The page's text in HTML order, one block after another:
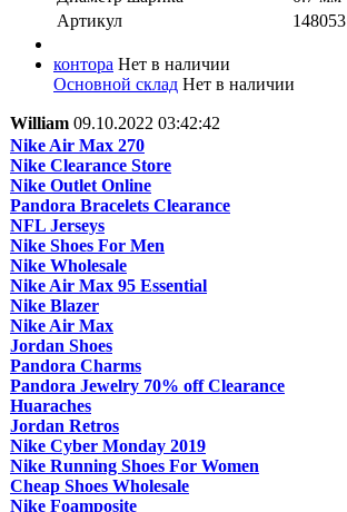
Артикул
148053
контора Нет в наличии
Основной склад Нет в наличии
William 09.10.2022 03:42:42
Nike Air Max 270
Nike Clearance Store
Nike Outlet Online
Pandora Bracelets Clearance
NFL Jerseys
Nike Shoes For Men
Nike Wholesale
Nike Air Max 95 Essential
Nike Blazer
Nike Air Max
Jordan Shoes
Pandora Charms
Pandora Jewelry 70% off Clearance
Huaraches
Jordan Retros
Nike Cyber Monday 2019
Nike Running Shoes For Women
Cheap Shoes Wholesale
Nike Foamposite